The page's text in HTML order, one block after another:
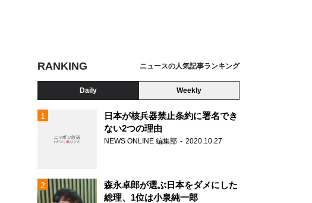
RANKING ニュースの人気記事ランキング
Daily Weekly
日本が核兵器禁止条約に署名でき
ない2つの理由
NEWS ONLINE 編集部 2020.10.27
森永卓郎が選ぶ日本をダメにした
総理、1位は小泉純一郎